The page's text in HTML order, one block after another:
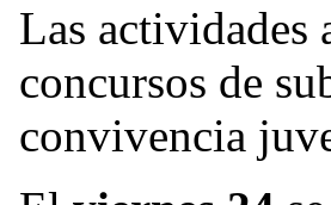
Las actividades
concursos de
convivencia